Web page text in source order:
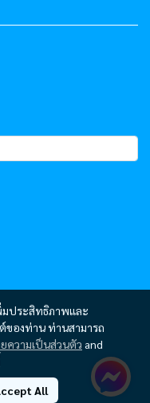
มประสิทธิภาพและ
ของท่าน ท่านสามารถ
ความเป็นส่วนตัว and
All